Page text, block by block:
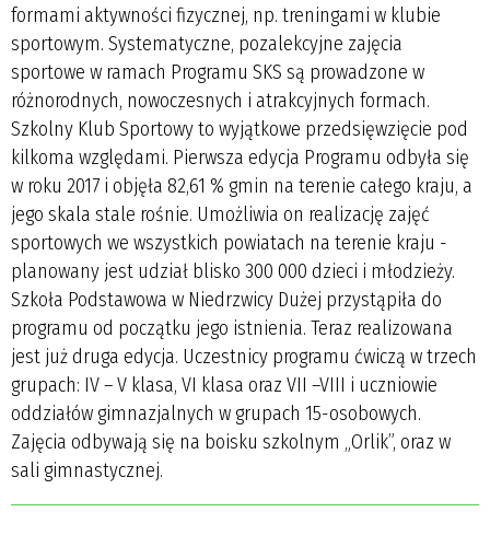
formami aktywności fizycznej, np. treningami w klubie
sportowym. Systematyczne, pozalekcyjne zajęcia
sportowe w ramach Programu SKS są prowadzone w
różnorodnych, nowoczesnych i atrakcyjnych formach.
Szkolny Klub Sportowy to wyjątkowe przedsięwzięcie pod
kilkoma względami. Pierwsza edycja Programu odbyła się
w roku 2017 i objęła 82,61 % gmin na terenie całego kraju, a
jego skala stale rośnie. Umożliwia on realizację zajęć
sportowych we wszystkich powiatach na terenie kraju -
planowany jest udział blisko 300 000 dzieci i młodzieży.
Szkoła Podstawowa w Niedrzwicy Dużej przystąpiła do
programu od początku jego istnienia. Teraz realizowana
jest już druga edycja. Uczestnicy programu ćwiczą w trzech
grupach: IV – V klasa, VI klasa oraz VII –VIII i uczniowie
oddziałów gimnazjalnych w grupach 15-osobowych.
Zajęcia odbywają się na boisku szkolnym „Orlik”, oraz w
sali gimnastycznej.